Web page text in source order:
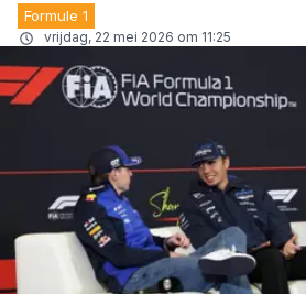
Formule 1
vrijdag, 22 mei 2026 om 11:25